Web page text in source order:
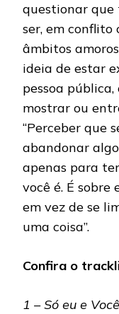
questionar
ser, em conflito
âmbitos
ideia de estar
pessoa
mostrar ou
“Perceber que
abandonar
apenas para
você é. É
em vez de se
uma coisa”.
Confira o
1 – Só eu e